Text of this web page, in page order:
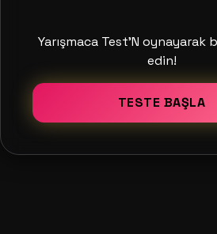
Yarışmaca Test'N oynayarak
edin!
TESTE BAŞLA